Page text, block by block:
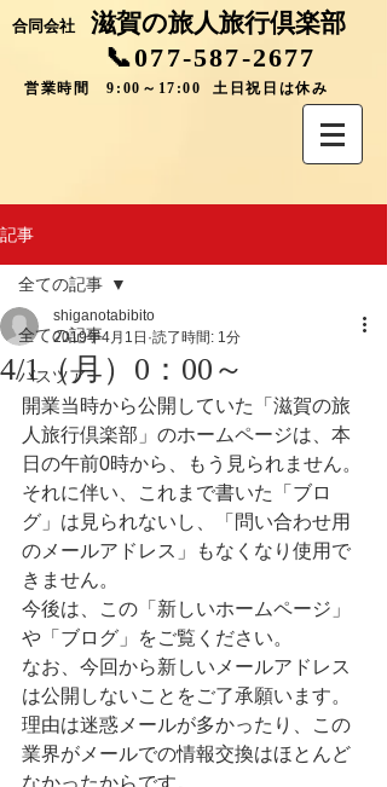
合同会社 滋賀の旅人旅行倶楽部
📞077-587-2677
営業時間 9:00～17:00 土日祝日は休み
記事
全ての記事
バスツアー
全ての記事
4/1（月）0：00～
shiganotabibito
2019年4月1日 読了時間: 1分
開業当時から公開していた「滋賀の旅
人旅行倶楽部」のホームページは、本
日の午前0時から、もう見られません。
それに伴い、これまで書いた「ブロ
グ」は見られないし、「問い合わせ用
のメールアドレス」もなくなり使用で
きません。
今後は、この「新しいホームページ」
や「ブログ」をご覧ください。
なお、今回から新しいメールアドレス
は公開しないことをご了承願います。
理由は迷惑メールが多かったり、この
業界がメールでの情報交換はほとんど
なかったからです。